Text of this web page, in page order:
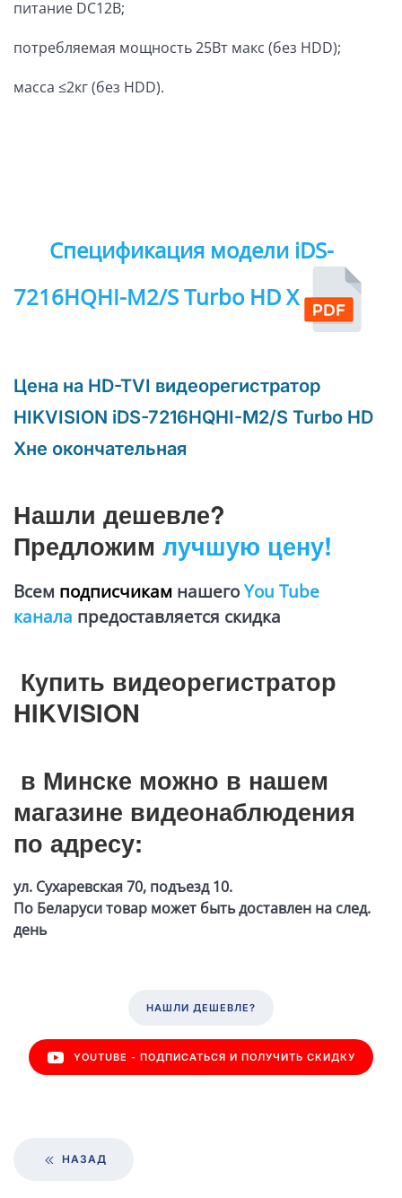
питание DC12В;
потребляемая мощность 25Вт макс (без HDD);
масса ≤2кг (без HDD).
Спецификация модели iDS-
7216HQHI-M2/S Turbo HD X
Цена на HD-TVI видеорегистратор
HIKVISION iDS-7216HQHI-M2/S Turbo HD
Xне окончательная
Нашли дешевле?
Предложим лучшую цену!
Всем подписчикам нашего You Tube
канала предоставляется скидка
Купить видеорегистратор
HIKVISION
в Минске можно в нашем
магазине видеонаблюдения
по адресу:
ул. Сухаревская 70, подъезд 10.
По Беларуси товар может быть доставлен на след.
день
НАШЛИ ДЕШЕВЛЕ?
YOUTUBE - ПОДПИСАТЬСЯ И ПОЛУЧИТЬ СКИДКУ
НАЗАД